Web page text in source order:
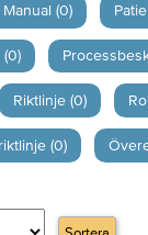
Manual (0)
(0)
Riktlinje (0)
(0)